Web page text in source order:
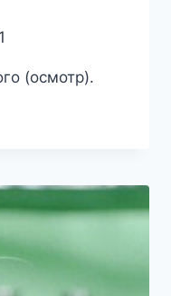
(осмотр).